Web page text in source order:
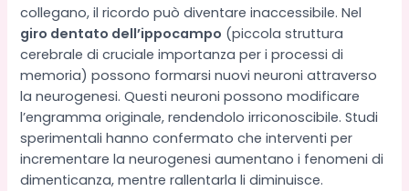
collegano, il ricordo può diventare inaccessibile. Nel
giro dentato dell’ippocampo (piccola struttura
cerebrale di cruciale importanza per i processi di
memoria) possono formarsi nuovi neuroni attraverso
la neurogenesi. Questi neuroni possono modificare
l’engramma originale, rendendolo irriconoscibile. Studi
sperimentali hanno confermato che interventi per
incrementare la neurogenesi aumentano i fenomeni di
dimenticanza, mentre rallentarla li diminuisce.